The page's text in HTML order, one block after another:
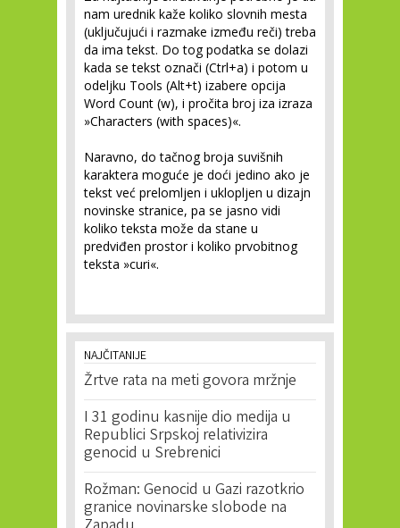
nam urednik kaže koliko slovnih mesta
(uključujući i razmake između reči) treba
da ima tekst. Do tog podatka se dolazi
kada se tekst označi (Ctrl+a) i potom u
odeljku Tools (Alt+t) izabere opcija
Word Count (w), i pročita broj iza izraza
»Characters (with spaces)«.
Naravno, do tačnog broja suvišnih
karaktera moguće je doći jedino ako je
tekst već prelomljen i uklopljen u dizajn
novinske stranice, pa se jasno vidi
koliko teksta može da stane u
predviđen prostor i koliko prvobitnog
teksta »curi«.
NAJČITANIJE
Žrtve rata na meti govora mržnje
I 31 godinu kasnije dio medija u
Republici Srpskoj relativizira
genocid u Srebrenici
Rožman: Genocid u Gazi razotkrio
granice novinarske slobode na